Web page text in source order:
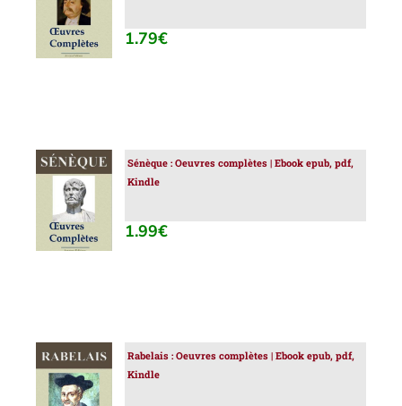
PANIER
/
DÉTAILS
1.79€
AJOUTER
AU
PANIER
/
DÉTAILS
Sénèque : Oeuvres complètes | Ebook epub, pdf,
Kindle
1.99€
AJOUTER
AU
PANIER
Rabelais : Oeuvres complètes | Ebook epub, pdf,
Kindle